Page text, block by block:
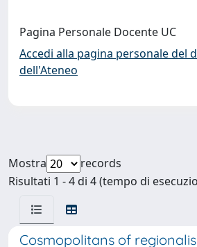
Pagina Personale Docente UC
Accedi alla pagina personale del
dell'Ateneo
Mostra
records
Risultati 1 - 4 di 4 (tempo di
Cosmopolitans of